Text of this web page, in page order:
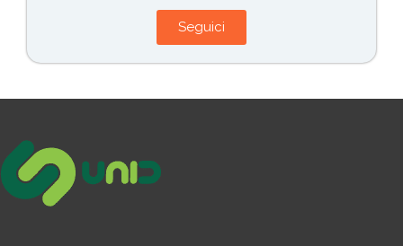
Seguici